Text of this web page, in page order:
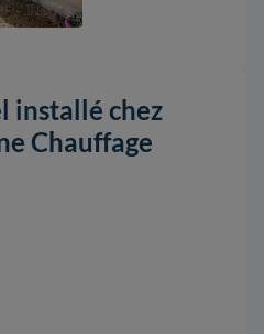
installé chez
Chauffage